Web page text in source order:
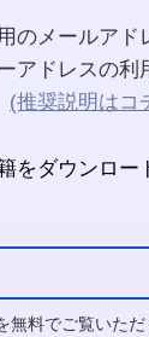
のメールアド
アドレスの利
(推奨説明はコ
無料でご覧いた